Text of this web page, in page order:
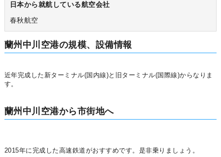
日本から就航している航空会社
春秋航空
蘭州中川空港の規模、設備情報
近年完成した新ターミナル(国内線)と旧ターミナル(国際線)からなりま
す。
蘭州中川空港から市街地へ
2015年に完成した高速鉄道がおすすめです。是非乗りましょう。